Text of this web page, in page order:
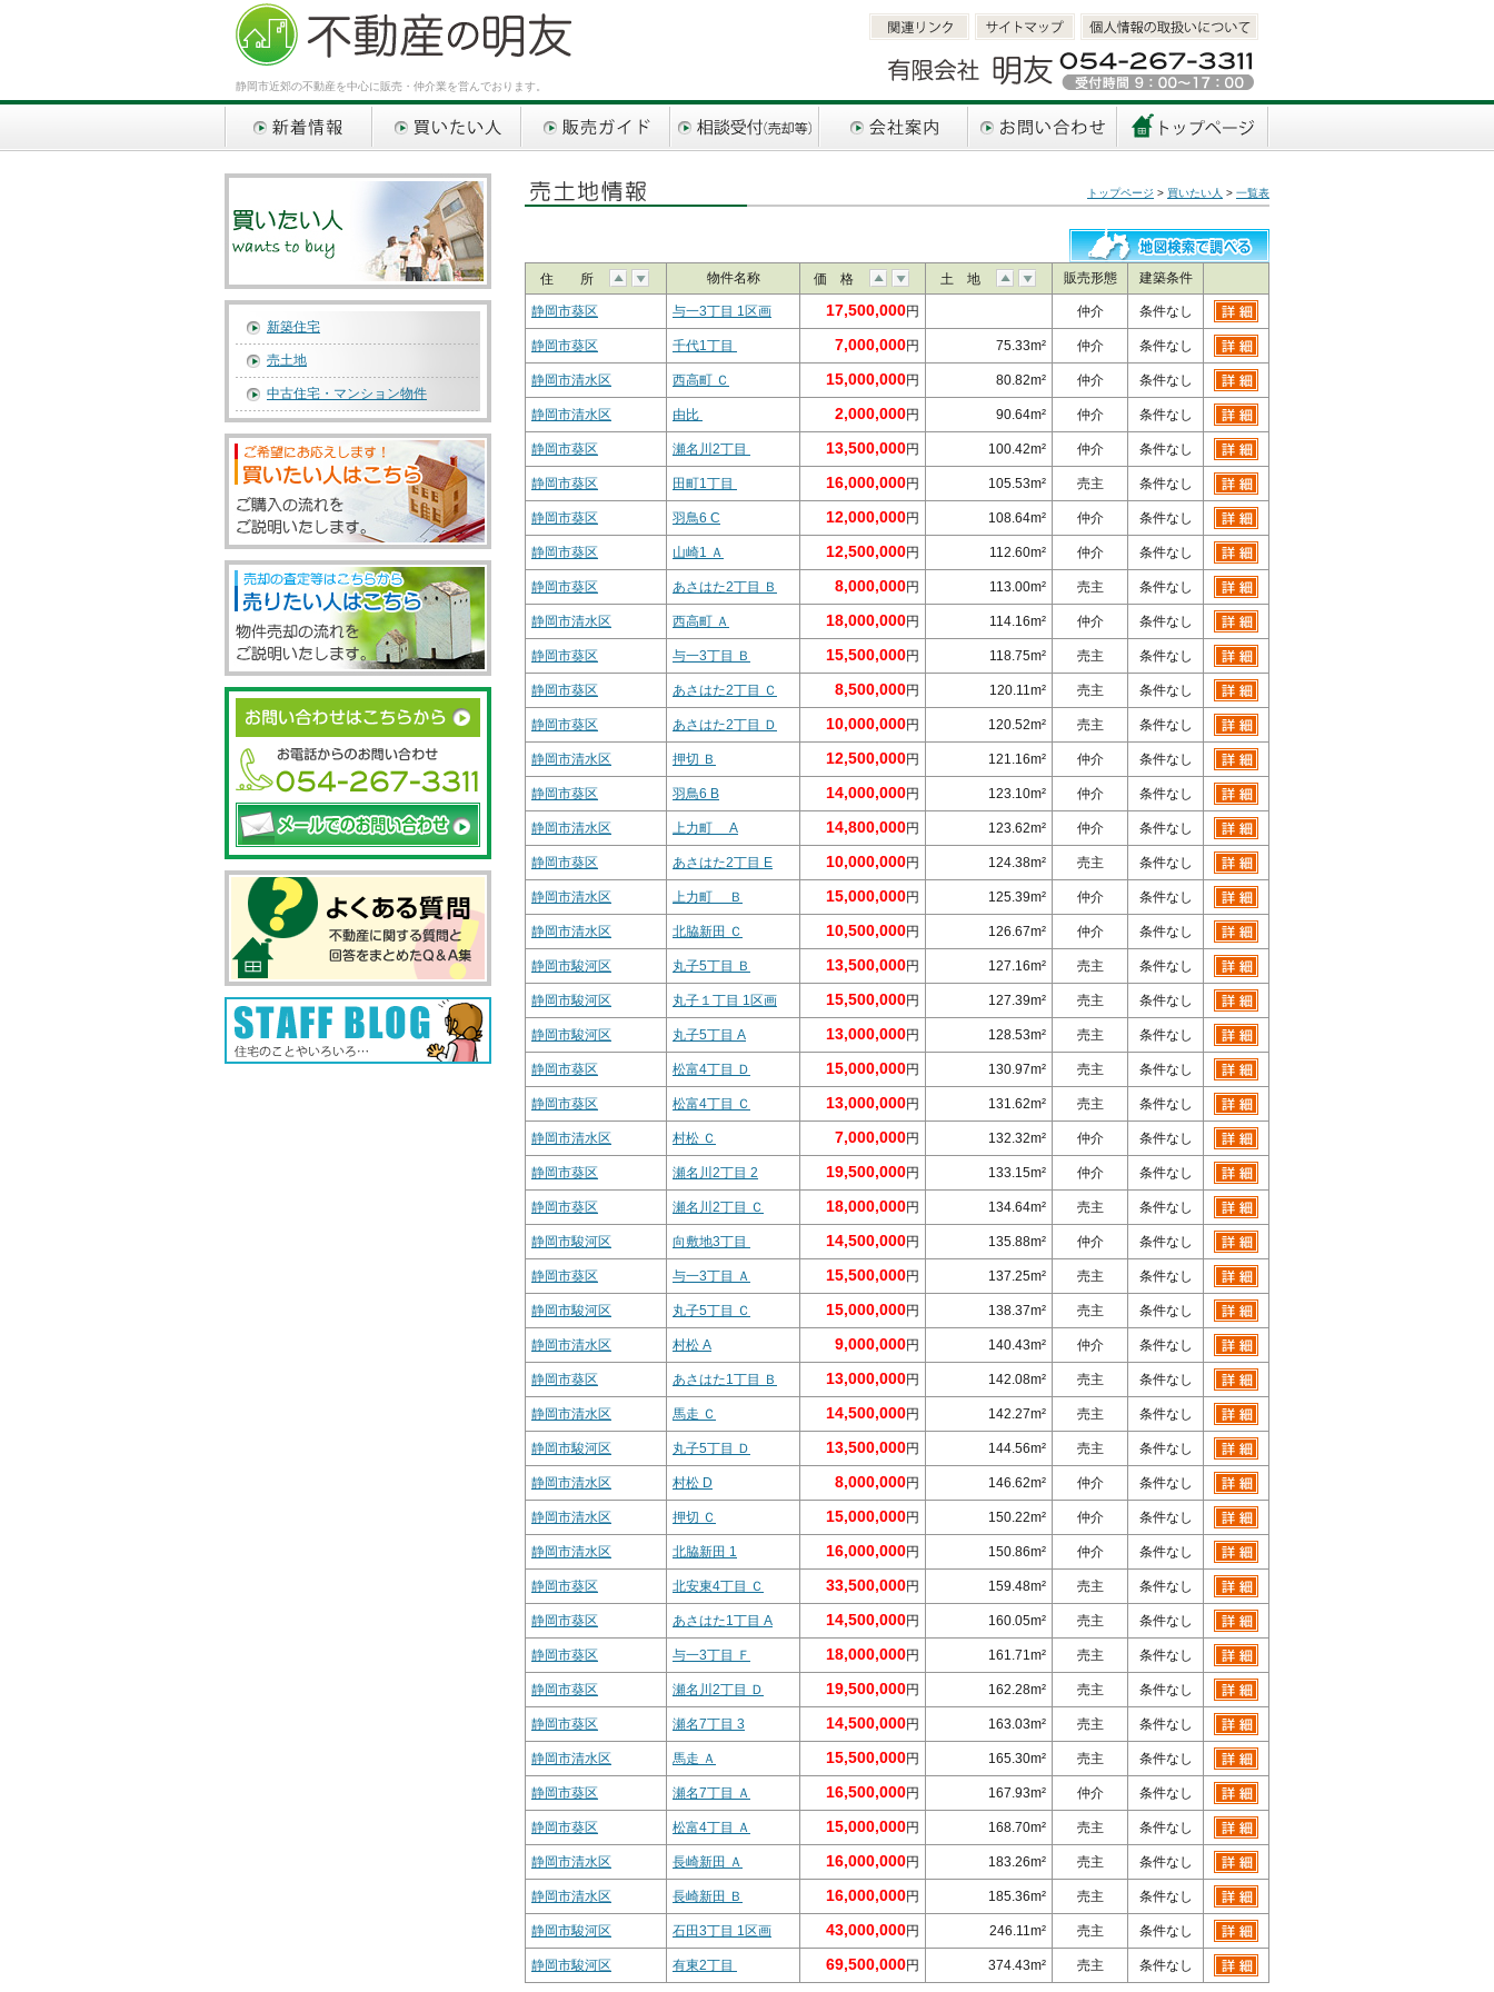
静岡市近郊の不動産を中心に販売・仲介業を営んでおります。
個人情報取扱いについて
トップページ > 買いたい人 > 一覧表
住 所 物件名称 価 格 土 地 販売形態 建築条件
静岡市葵区 与一3丁目 1区画 17,500,000円 仲介 条件なし
静岡市葵区 千代1丁目 7,000,000円 75.33m² 仲介 条件なし
静岡市清水区 西高町 Ｃ 15,000,000円 80.82m² 仲介 条件なし
静岡市清水区 由比 2,000,000円 90.64m² 仲介 条件なし
静岡市葵区 瀬名川2丁目 13,500,000円 100.42m² 仲介 条件なし
静岡市葵区 田町1丁目 16,000,000円 105.53m² 売主 条件なし
静岡市葵区 羽鳥6 C 12,000,000円 108.64m² 仲介 条件なし
静岡市葵区 山崎1 Ａ 12,500,000円 112.60m² 仲介 条件なし
静岡市葵区 あさはた2丁目 Ｂ 8,000,000円 113.00m² 売主 条件なし
静岡市清水区 西高町 Ａ 18,000,000円 114.16m² 仲介 条件なし
静岡市葵区 与一3丁目 Ｂ 15,500,000円 118.75m² 売主 条件なし
静岡市葵区 あさはた2丁目 Ｃ 8,500,000円 120.11m² 売主 条件なし
静岡市葵区 あさはた2丁目 Ｄ 10,000,000円 120.52m² 売主 条件なし
静岡市清水区 押切 Ｂ 12,500,000円 121.16m² 仲介 条件なし
静岡市葵区 羽鳥6 B 14,000,000円 123.10m² 仲介 条件なし
静岡市清水区 上力町 A 14,800,000円 123.62m² 仲介 条件なし
静岡市葵区 あさはた2丁目 E 10,000,000円 124.38m² 売主 条件なし
静岡市清水区 上力町 Ｂ 15,000,000円 125.39m² 仲介 条件なし
静岡市清水区 北脇新田 Ｃ 10,500,000円 126.67m² 仲介 条件なし
静岡市駿河区 丸子5丁目 Ｂ 13,500,000円 127.16m² 売主 条件なし
静岡市駿河区 丸子１丁目 1区画 15,500,000円 127.39m² 売主 条件なし
静岡市駿河区 丸子5丁目 A 13,000,000円 128.53m² 売主 条件なし
静岡市葵区 松富4丁目 Ｄ 15,000,000円 130.97m² 売主 条件なし
静岡市葵区 松富4丁目 Ｃ 13,000,000円 131.62m² 売主 条件なし
静岡市清水区 村松 Ｃ 7,000,000円 132.32m² 仲介 条件なし
静岡市葵区 瀬名川2丁目 2 19,500,000円 133.15m² 仲介 条件なし
静岡市葵区 瀬名川2丁目 Ｃ 18,000,000円 134.64m² 売主 条件なし
静岡市駿河区 向敷地3丁目 14,500,000円 135.88m² 仲介 条件なし
静岡市葵区 与一3丁目 Ａ 15,500,000円 137.25m² 売主 条件なし
静岡市駿河区 丸子5丁目 Ｃ 15,000,000円 138.37m² 売主 条件なし
静岡市清水区 村松 A 9,000,000円 140.43m² 仲介 条件なし
静岡市葵区 あさはた1丁目 Ｂ 13,000,000円 142.08m² 売主 条件なし
静岡市清水区 馬走 Ｃ 14,500,000円 142.27m² 売主 条件なし
静岡市駿河区 丸子5丁目 Ｄ 13,500,000円 144.56m² 売主 条件なし
静岡市清水区 村松 D 8,000,000円 146.62m² 仲介 条件なし
静岡市清水区 押切 Ｃ 15,000,000円 150.22m² 仲介 条件なし
静岡市清水区 北脇新田 1 16,000,000円 150.86m² 仲介 条件なし
静岡市葵区 北安東4丁目 Ｃ 33,500,000円 159.48m² 売主 条件なし
静岡市葵区 あさはた1丁目 A 14,500,000円 160.05m² 売主 条件なし
静岡市葵区 与一3丁目 Ｆ 18,000,000円 161.71m² 売主 条件なし
静岡市葵区 瀬名川2丁目 Ｄ 19,500,000円 162.28m² 売主 条件なし
静岡市葵区 瀬名7丁目 3 14,500,000円 163.03m² 売主 条件なし
静岡市清水区 馬走 Ａ 15,500,000円 165.30m² 売主 条件なし
静岡市葵区 瀬名7丁目 Ａ 16,500,000円 167.93m² 仲介 条件なし
静岡市葵区 松富4丁目 Ａ 15,000,000円 168.70m² 売主 条件なし
静岡市清水区 長崎新田 Ａ 16,000,000円 183.26m² 売主 条件なし
静岡市清水区 長崎新田 Ｂ 16,000,000円 185.36m² 売主 条件なし
静岡市駿河区 石田3丁目 1区画 43,000,000円 246.11m² 売主 条件なし
静岡市駿河区 有東2丁目 69,500,000円 374.43m² 売主 条件なし
新築住宅
売土地
中古住宅・マンション物件